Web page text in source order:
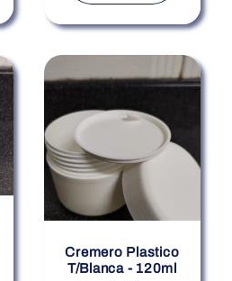
Cremero Plastico
T/Blanca - 120ml